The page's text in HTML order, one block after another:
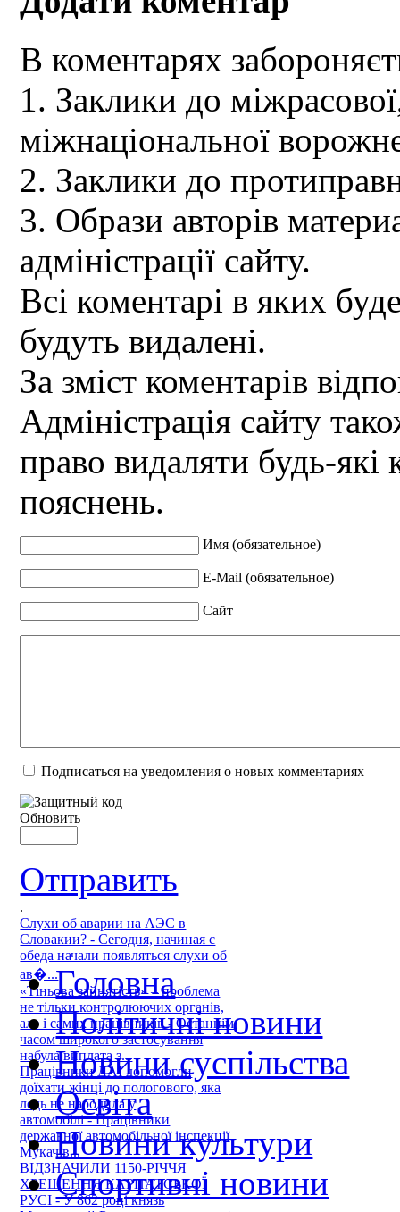
В коментарях
1. Заклики до
міжнаціональної
2. Заклики до
3. Образи авторів
адміністрації сайту.
Всі коментарі в яких
будуть видалені.
За зміст коментарів
Адміністрація сайту
право видаляти будь-які
пояснень.
Имя (обязательное)
E-Mail (обязательное)
Сайт
Подписаться на уведомления о новых комментариях
Обновить
Отправить
.
Слухи об аварии на АЭС в
Словакии? - Сегодня, начиная с
обеда начали появляться слухи об
ав�...
«Тіньова зайнятість» – проблема
не тільки контролюючих органів,
але і самих працівників - Останнім
часом широкого застосування
набула виплата з...
Працівники ДАІ допомогли
доїхати жінці до пологового, яка
ледь не народила у
автомобілі - Працівники
державної автомобільної інспекції
Мукачів...
ВІДЗНАЧИЛИ 1150-РІЧЧЯ
ХРЕЩЕННЯ КАРПАТСЬКОЇ
РУСІ - У 862 році князь
Головна
Політичні новини
Новини суспільства
Освіта
Новини культури
Спортивні новини